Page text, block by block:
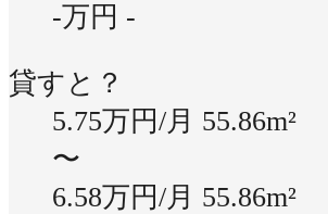
-万円 -
貸すと？
5.75万円/月 55.86m²
〜
6.58万円/月 55.86m²